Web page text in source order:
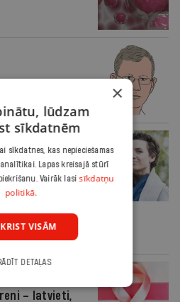
– latvieti,
×
lūdzam
sīkdatnēm
sīkdatnes, kas nepieciešamas
Lapas kreisajā stūrī
Vairāk lasisīkdatņu
politikā.
VISĀM
DETAĻAS